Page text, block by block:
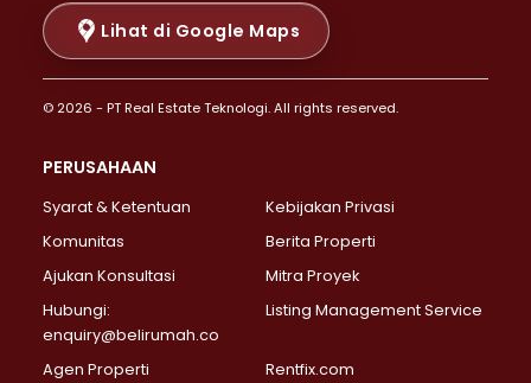
Properti Dijual di Kramat >
Properti Dijual di Pasar Baru >
Properti Dijual di Bendungan Hilir >
Properti Dijual di Jakarta Selatan >
Properti Dijual di Lebak Bulus >
Properti Dijual di Gandaria Selatan >
Properti Dijual di Pondok Labu >
Properti Dijual di Lenteng Agung >
Properti Dijual di Senayan >
Properti Dijual di Pondok Pinang >
Lihat di Google Maps
© 2026 - PT Real Estate Teknologi. All rights reserved.
PERUSAHAAN
Syarat & Ketentuan
Kebijakan Privasi
Komunitas
Berita Properti
Ajukan Konsultasi
Mitra Proyek
Hubungi:
enquiry@belirumah.co
Listing Management Service
Agen Properti Rentfix.com